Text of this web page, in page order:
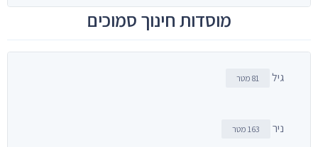
מוסדות חינוך סמוכים
גיל 81 מטר
ניר 163 מטר